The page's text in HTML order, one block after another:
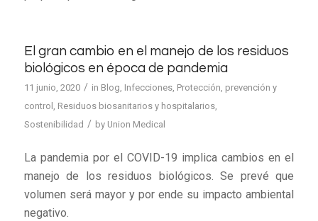
El gran cambio en el manejo de los residuos
biológicos en época de pandemia
11 junio, 2020 / in Blog Infecciones, Protección, prevención y
control Residuos biosanitarios y hospitalarios,
Sostenibilidad / by Union Medical
La pandemia por el COVID-19 implica cambios en el
manejo de los residuos biológicos. Se prevé que
volumen será mayor y por ende su impacto ambiental
negativo.